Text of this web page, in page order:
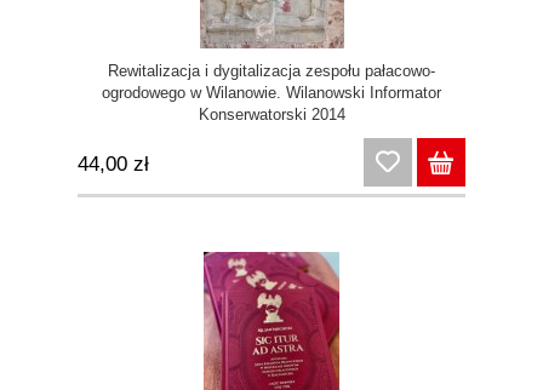
Rewitalizacja i dygitalizacja zespołu pałacowo-
ogrodowego w Wilanowie. Wilanowski Informator
Konserwatorski 2014
44,00 zł